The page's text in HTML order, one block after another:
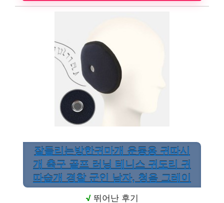
잘들리는방한귀마개 운동용 귀따시
개 축구 골프 러닝 테니스 귀도리 귀
따숩개 경찰 군인 남자, 청음 그레이
√ 뛰어난 후기